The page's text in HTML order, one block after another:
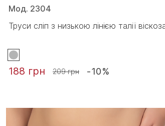
Мод. 2304
Труси сліп з низькою лінією талії
188 грн 209 грн -10%